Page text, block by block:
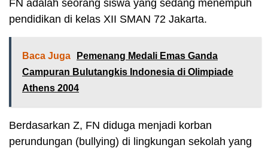
FN adalah seorang siswa yang sedang menempuh
pendidikan di kelas XII SMAN 72 Jakarta.
Baca Juga
Pemenang Medali Emas Ganda
Campuran Bulutangkis Indonesia di Olimpiade
Athens 2004
Berdasarkan Z, FN diduga menjadi korban
perundungan (bullying) di lingkungan sekolah yang